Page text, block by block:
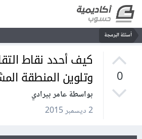
أسئلة البرمجة
0
كيف أحدد نقاط
وتلوين المنطقة
بواسطة عامر بيرادي
2 ديسمبر 2015